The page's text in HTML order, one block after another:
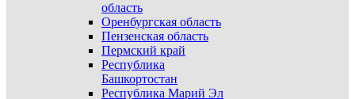
область
Оренбургская область
Пензенская область
Пермский край
Республика
Башкортостан
Республика Марий Эл